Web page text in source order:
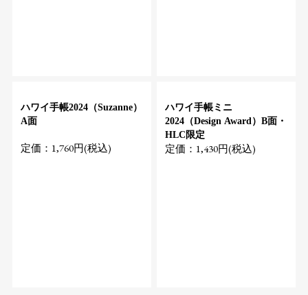
ハワイ手帳2024（Suzanne）
A面
定価：1,760円(税込)
ハワイ手帳ミニ
2024（Design Award）B面・
HLC限定
定価：1,430円(税込)